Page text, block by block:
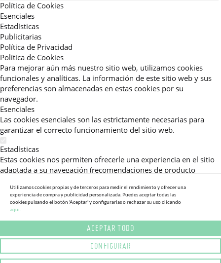
Política de Cookies
Esenciales
Estadísticas
Publicitarias
Política de Privacidad
Política de Cookies
Para mejorar aún más nuestro sitio web, utilizamos cookies
funcionales y analíticas. La información de este sitio web y sus
preferencias son almacenadas en estas cookies por su
navegador.
Esenciales
Las cookies esenciales son las estrictamente necesarias para
garantizar el correcto funcionamiento del sitio web.
Estadísticas
Estas cookies nos permiten ofrecerle una experiencia en el sitio
adaptada a su navegación (recomendaciones de producto
consultadas, etc).Al activar esta cookie, nos ayuda a mejorar aún
más su experiencia.
Publicitarias
Estas cookies permiten a nuestros socios publicitarios enviarle
mensajes específicos y personalizados.
Política de Privacidad
Utilizamos cookies propias y de terceros para medir el rendimiento y ofrecer una
experiencia de compra y publicidad personalizada. Puedes aceptar todas las
cookies pulsando el botón 'Aceptar' y configurarlas o rechazar su uso clicando
aqui.
ACEPTAR TODO
CONFIGURAR